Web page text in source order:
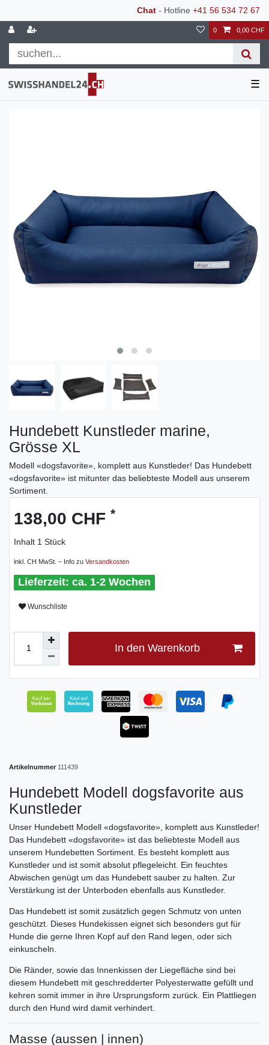
Chat - Hotline +41 56 534 72 67
0 0,00 CHF
☰
Hundebett Kunstleder marine,
Grösse XL
Modell «dogsfavorite», komplett aus Kunstleder! Das Hundebett
«dogsfavorite» ist mitunter das beliebteste Modell aus unserem
Sortiment.
138,00 CHF *
Inhalt 1 Stück
inkl. CH MwSt. – Info zu Versandkosten
ca. 1-2 Wochen
Wunschliste
In den Warenkorb
Artikelnummer 111439
Hundebett Modell dogsfavorite aus
Kunstleder
Unser Hundebett Modell «dogsfavorite», komplett aus Kunstleder!
Das Hundebett «dogsfavorite» ist das beliebteste Modell aus
unserem Hundebetten Sortiment. Es besteht komplett aus
Kunstleder und ist somit absolut pflegeleicht. Ein feuchtes
Abwischen genügt um das Hundebett sauber zu halten. Zur
Verstärkung ist der Unterboden ebenfalls aus Kunstleder.
Das Hundebett ist somit zusätzlich gegen Schmutz von unten
geschützt. Dieses Hundekissen eignet sich besonders gut für
Hunde die gerne Ihren Kopf auf den Rand legen, oder sich
einkuscheln.
Die Ränder, sowie das Innenkissen der Liegefläche sind bei
diesem Hundebett mit geschredderter Polyesterwatte gefüllt und
kehren somit immer in ihre Ursprungsform zurück. Ein Plattliegen
durch den Hund wird damit verhindert.
Masse (aussen | innen)